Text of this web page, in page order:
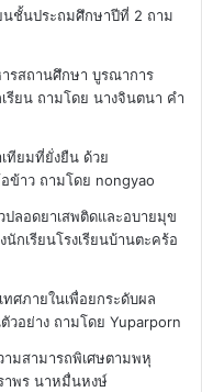
ชั้นประถมศึกษาปีที่ 2 ถาม
ารสถานศึกษา บูรณาการ
รียน ถามโดย นางจินตนา คำ
ทียมที่ยั่งยืน ด้วย
ข้าว ถามโดย nongyao
ลอดยาเสพติดและอบายมุข
กเรียนโรงเรียนบ้านตะคร้อ
ทศภายในเพื่อยกระดับผล
วอย่าง ถามโดย Yuparporn
ามสามารถพิเศษตามพหุ
าพร นาหมื่นหงษ์